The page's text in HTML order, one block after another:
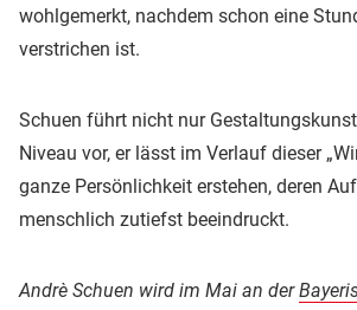
wohlgemerkt, nachdem schon eine
verstrichen ist.
Schuen führt nicht nur
Niveau vor, er lässt im Verlauf dieser
ganze Persönlichkeit erstehen, deren
menschlich zutiefst beeindruckt.
Andrè Schuen wird im Mai an der